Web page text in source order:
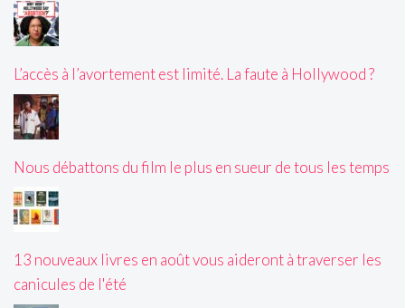
L’accès à l’avortement est limité. La faute à Hollywood ?
Nous débattons du film le plus en sueur de tous les temps
13 nouveaux livres en août vous aideront à traverser les
canicules de l'été